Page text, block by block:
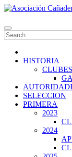
Skip
content
HISTORIA
CLUBES
SELECCION
PRIMERA
2023
2024